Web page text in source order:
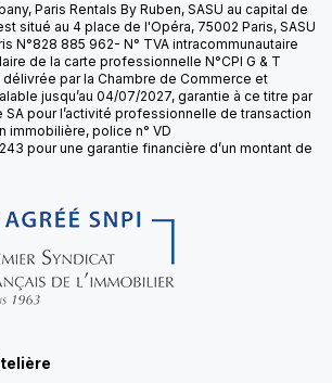
Paris Rentals By Ruben, SASU au capital de
situé au 4 place de l'Opéra, 75002 Paris, SASU
N°828 885 962- N° TVA intracommunautaire
de la carte professionnelle N°CPI G & T
par la Chambre de Commerce et
jusqu’au 04/07/2027, garantie à ce titre par
SA pour l’activité professionnelle de transaction
immobilière, police n° VD
pour une garantie financière d’un montant de